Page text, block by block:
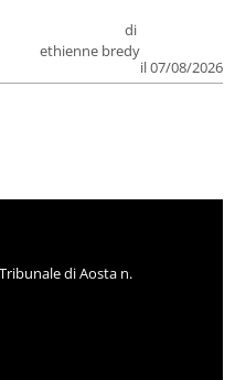
di
ethienne bredy
il 07/08/2026
di Aosta n.